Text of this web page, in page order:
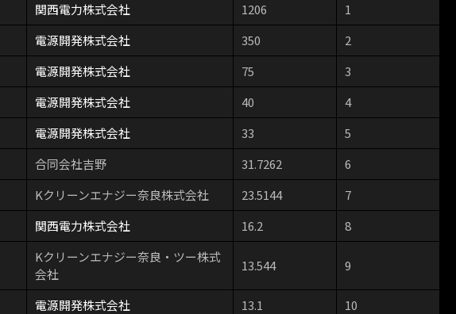
関西電力株式会社 1206
1
電源開発株式会社 350
2
電源開発株式会社 75
3
電源開発株式会社 40
4
電源開発株式会社 33
5
合同会社吉野 31.7262
6
Kクリーンエナジー奈良株式会社 23.5144
7
関西電力株式会社 16.2 8
Kクリーンエナジー奈良・ツー株式
会社
13.544 9
電源開発株式会社 13.1
10